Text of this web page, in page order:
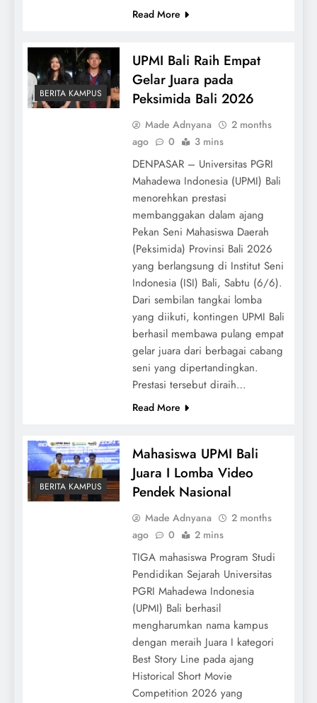
Read More
BERITA KAMPUS
UPMI Bali Raih Empat
Gelar Juara pada
Peksimida Bali 2026
Made Adnyana
2 months
ago
0 3 mins
DENPASAR – Universitas PGRI
Mahadewa Indonesia (UPMI) Bali
menorehkan prestasi
membanggakan dalam ajang
Pekan Seni Mahasiswa Daerah
(Peksimida) Provinsi Bali 2026
yang berlangsung di Institut Seni
Indonesia (ISI) Bali, Sabtu (6/6).
Dari sembilan tangkai lomba
yang diikuti, kontingen UPMI Bali
berhasil membawa pulang empat
gelar juara dari berbagai cabang
seni yang dipertandingkan.
Prestasi tersebut diraih…
Read More
BERITA KAMPUS
Mahasiswa UPMI Bali
Juara I Lomba Video
Pendek Nasional
Made Adnyana
2 months
ago
0 2 mins
TIGA mahasiswa Program Studi
Pendidikan Sejarah Universitas
PGRI Mahadewa Indonesia
(UPMI) Bali berhasil
mengharumkan nama kampus
dengan meraih Juara I kategori
Best Story Line pada ajang
Historical Short Movie
Competition 2026 yang